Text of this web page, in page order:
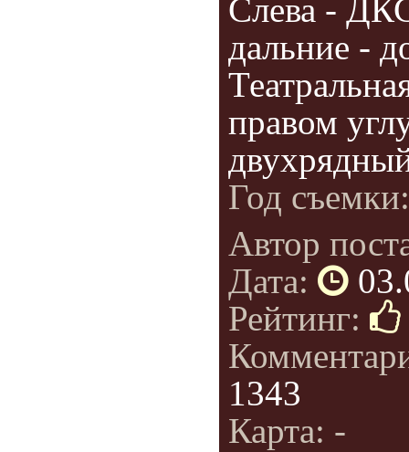
Слева -
дальние -
правом
Год
Автор
Дата:
Рейтинг:
1343
Карта: -